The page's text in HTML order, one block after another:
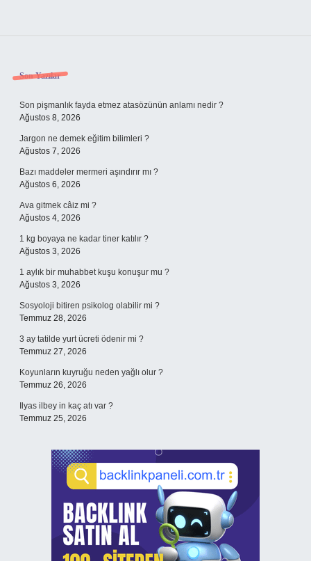
Sidebar
Son Yazılar
Son pişmanlık fayda etmez atasözünün anlamı nedir ?
Ağustos 8, 2026
Jargon ne demek eğitim bilimleri ?
Ağustos 7, 2026
Bazı maddeler mermeri aşındırır mı ?
Ağustos 6, 2026
Ava gitmek câiz mi ?
Ağustos 4, 2026
1 kg boyaya ne kadar tiner katılır ?
Ağustos 3, 2026
1 aylık bir muhabbet kuşu konuşur mu ?
Ağustos 3, 2026
Sosyoloji bitiren psikolog olabilir mi ?
Temmuz 28, 2026
3 ay tatilde yurt ücreti ödenir mi ?
Temmuz 27, 2026
Koyunların kuyruğu neden yağlı olur ?
Temmuz 26, 2026
Ilyas ilbey in kaç atı var ?
Temmuz 25, 2026